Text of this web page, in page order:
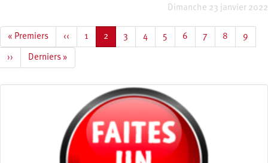
Dimanche 23 janvier 2022
Première
page
« Premiers
Page
précédente
‹‹ Page
1
Page
courante
2 Page
3 Page
4 Page
5 Page
6 Page
7 Page
8 Page
9
Page
suivante
››
Dernière
page
Derniers »